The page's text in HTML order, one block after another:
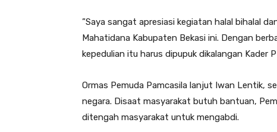
”Saya sangat apresiasi kegiatan halal bihalal
Mahatidana Kabupaten Bekasi ini. Dengan
kepedulian itu harus dipupuk dikalangan Kader
Ormas Pemuda Pamcasila lanjut Iwan Lentik,
negara. Disaat masyarakat butuh bantuan,
ditengah masyarakat untuk mengabdi.